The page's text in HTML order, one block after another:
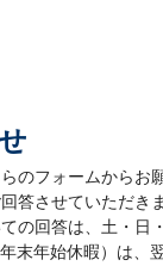
のフォームからお
答させていただき
の回答は、土・日
末年始休暇）は、